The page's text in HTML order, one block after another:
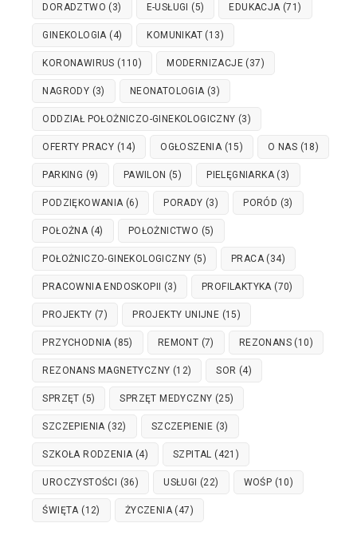
DORADZTWO (3) E-USŁUGI (5) EDUKACJA (71)
GINEKOLOGIA (4) KOMUNIKAT (13)
KORONAWIRUS (110) MODERNIZACJE (37)
NAGRODY (3) NEONATOLOGIA (3)
ODDZIAŁ POŁOŻNICZO-GINEKOLOGICZNY (3)
OFERTY PRACY (14) OGŁOSZENIA (15) O NAS (18)
PARKING (9) PAWILON (5) PIELĘGNIARKA (3)
PODZIĘKOWANIA (6) PORADY (3) PORÓD (3)
POŁOŻNA (4) POŁOŻNICTWO (5)
POŁOŻNICZO-GINEKOLOGICZNY (5) PRACA (34)
PRACOWNIA ENDOSKOPII (3) PROFILAKTYKA (70)
PROJEKTY (7) PROJEKTY UNIJNE (15)
PRZYCHODNIA (85) REMONT (7) REZONANS (10)
REZONANS MAGNETYCZNY (12) SOR (4)
SPRZĘT (5) SPRZĘT MEDYCZNY (25)
SZCZEPIENIA (32) SZCZEPIENIE (3)
SZKOŁA RODZENIA (4) SZPITAL (421)
UROCZYSTOŚCI (36) USŁUGI (22) WOŚP (10)
ŚWIĘTA (12) ŻYCZENIA (47)